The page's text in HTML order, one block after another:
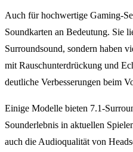
Auch für hochwertige Gaming-
Soundkarten an Bedeutung. Sie
Surroundsound, sondern haben
mit Rauschunterdrückung und
deutliche Verbesserungen beim
Einige Modelle bieten 7.1-
Sounderlebnis in aktuellen
auch die Audioqualität von